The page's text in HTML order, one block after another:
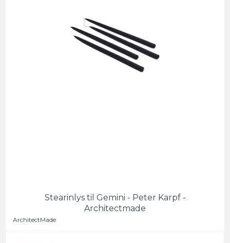
Stearinlys til Gemini - Peter Karpf -
Architectmade
ArchitectMade